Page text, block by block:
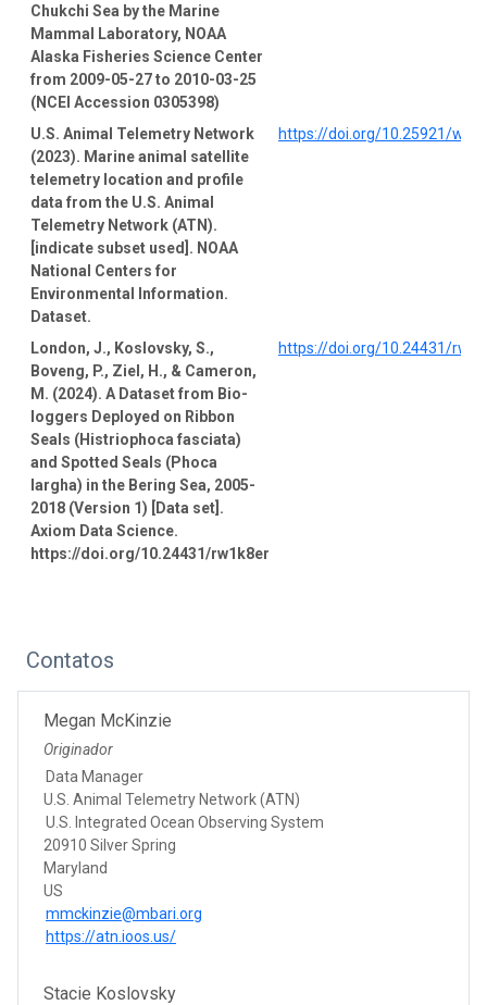
Chukchi Sea by the Marine
Mammal Laboratory, NOAA
Alaska Fisheries Science Center
from 2009-05-27 to 2010-03-25
(NCEI Accession 0305398)
U.S. Animal Telemetry Network
(2023). Marine animal satellite
telemetry location and profile
data from the U.S. Animal
Telemetry Network (ATN).
[indicate subset used]. NOAA
National Centers for
Environmental Information.
Dataset.
https://doi.org/10.25921/
London, J., Koslovsky, S.,
Boveng, P., Ziel, H., & Cameron,
M. (2024). A Dataset from Bio-
loggers Deployed on Ribbon
Seals (Histriophoca fasciata)
and Spotted Seals (Phoca
largha) in the Bering Sea, 2005-
2018 (Version 1) [Data set].
Axiom Data Science.
https://doi.org/10.24431/rw1k8er
https://doi.org/10.24431/
Contatos
Megan McKinzie
Originador
Data Manager
U.S. Animal Telemetry Network (ATN)
U.S. Integrated Ocean Observing System
20910 Silver Spring
Maryland
US
mmckinzie@mbari.org
https://atn.ioos.us/
Stacie Koslovsky